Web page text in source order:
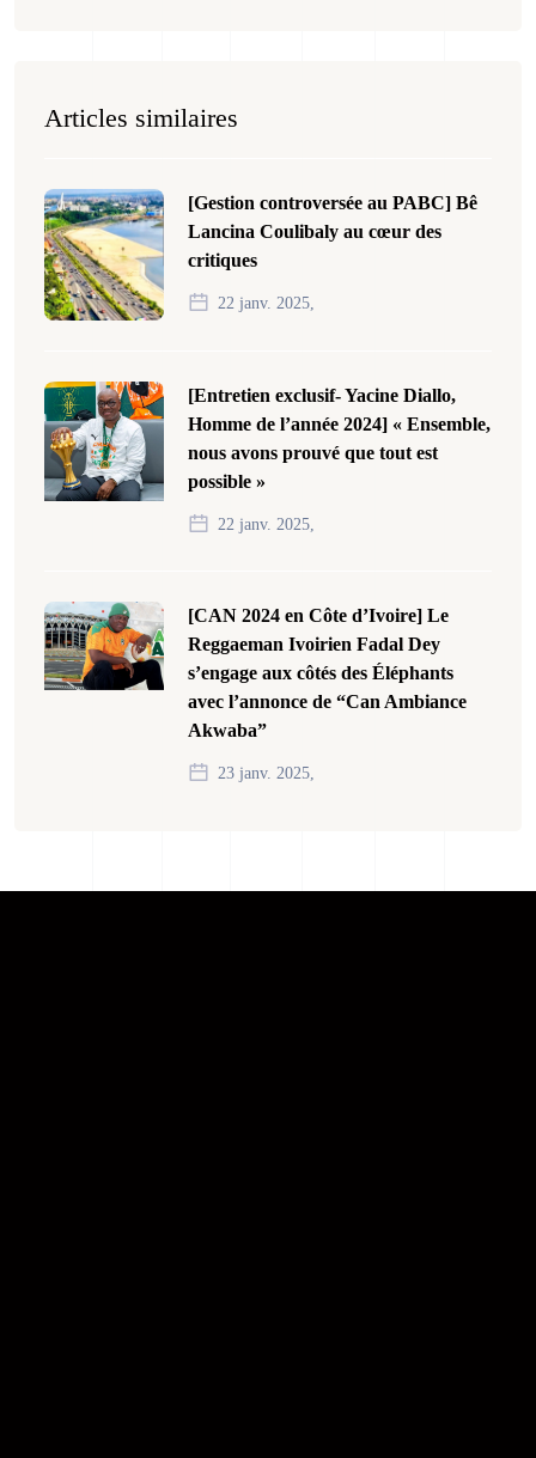
Articles similaires
[Gestion controversée au PABC] Bê
Lancina Coulibaly au cœur des
critiques
22 janv. 2025,
[Entretien exclusif- Yacine Diallo,
Homme de l’année 2024] « Ensemble,
nous avons prouvé que tout est
possible »
22 janv. 2025,
[CAN 2024 en Côte d’Ivoire] Le
Reggaeman Ivoirien Fadal Dey
s’engage aux côtés des Éléphants
avec l’annonce de “Can Ambiance
Akwaba”
23 janv. 2025,